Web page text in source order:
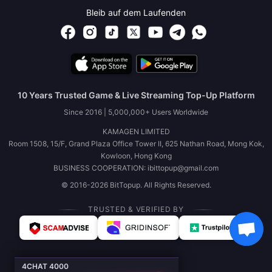
4CHAT 4000
Bleib auf dem Laufenden
10 Years Trusted Game & Live Streaming Top-Up Platform
Since 2016 | 5,000,000+ Users Worldwide
KAMAGEN LIMITED
Room 1508, 15/F, Grand Plaza Office Tower II, 625 Nathan Road, Mong Kok,
Kowloon, Hong Kong
BUSINESS COOPERATION: ibittopup@gmail.com
© 2016-2026 BitTopup. All Rights Reserved.
TRUSTED & VERIFIED BY